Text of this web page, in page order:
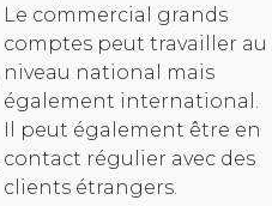
Le commercial grands
comptes peut travailler au
niveau national mais
également international.
Il peut également être en
contact régulier avec des
clients étrangers.